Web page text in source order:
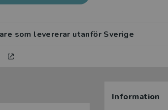
som levererar utanför Sverige
Information